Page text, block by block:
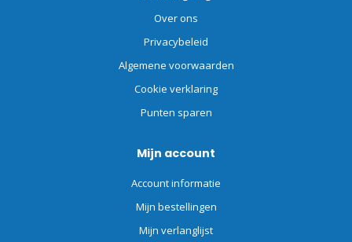
Over ons
Privacybeleid
Algemene voorwaarden
Cookie verklaring
Punten sparen
Mijn account
Account informatie
Mijn bestellingen
Mijn verlanglijst